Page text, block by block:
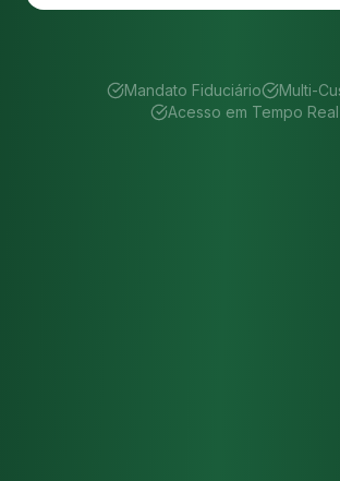
Mandato Fiduciário
Multi-
Acesso em Tempo Real